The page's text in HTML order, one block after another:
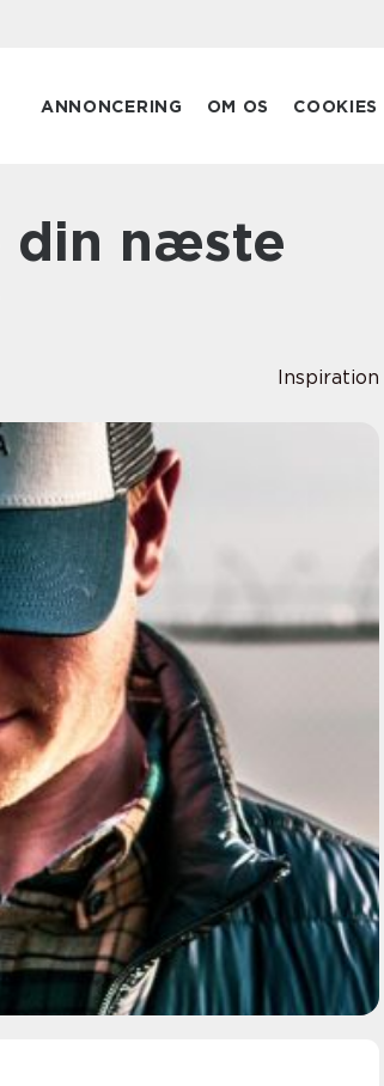
ANNONCERING OM OS COOKIES
Inspiration